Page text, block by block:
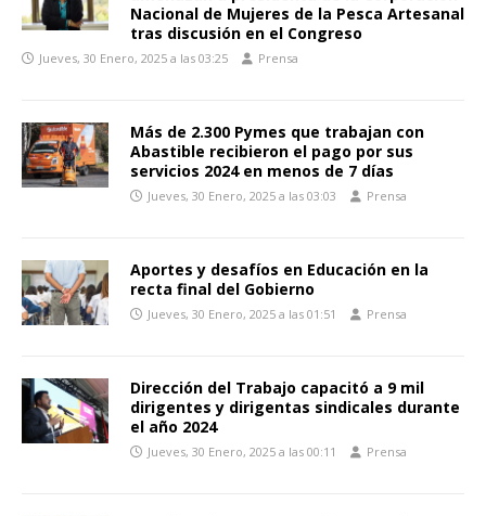
Nacional de Mujeres de la Pesca Artesanal
tras discusión en el Congreso
Jueves, 30 Enero, 2025 a las 03:25 Prensa
Más de 2.300 Pymes que trabajan con
Abastible recibieron el pago por sus
servicios 2024 en menos de 7 días
Jueves, 30 Enero, 2025 a las 03:03 Prensa
Aportes y desafíos en Educación en la
recta final del Gobierno
Jueves, 30 Enero, 2025 a las 01:51 Prensa
Dirección del Trabajo capacitó a 9 mil
dirigentes y dirigentas sindicales durante
el año 2024
Jueves, 30 Enero, 2025 a las 00:11 Prensa